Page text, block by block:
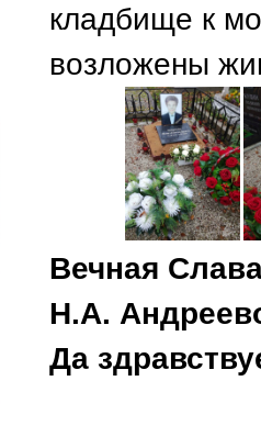
кладбище к
возложены
Вечная
Н.А.
Да